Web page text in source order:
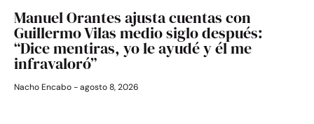
Manuel Orantes ajusta cuentas con
Guillermo Vilas medio siglo después:
“Dice mentiras, yo le ayudé y él me
infravaloró”
Nacho Encabo agosto 8, 2026